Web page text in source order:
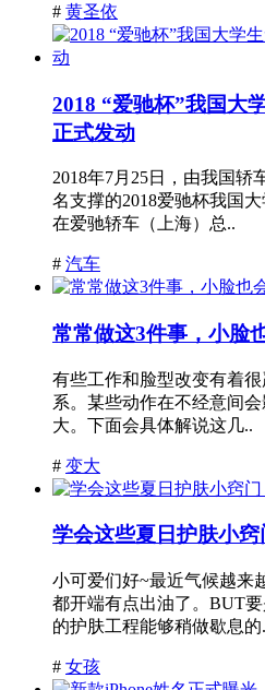
# 黄圣依
2018 “爱驰杯”我国大
正式发动
2018年7月25日，由我国轿
名支撑的2018爱驰杯我国
在爱驰轿车（上海）总..
# 汽车
常常做这3件事，小脸
有些工作和脸型改变有着
系。某些动作在不经意间
大。下面会具体解说这几..
# 变大
学会这些夏日护肤小窍
小可爱们好~最近气候越来
都开端有点出油了。BUT
的护肤工程能够稍做歇息的
# 女孩